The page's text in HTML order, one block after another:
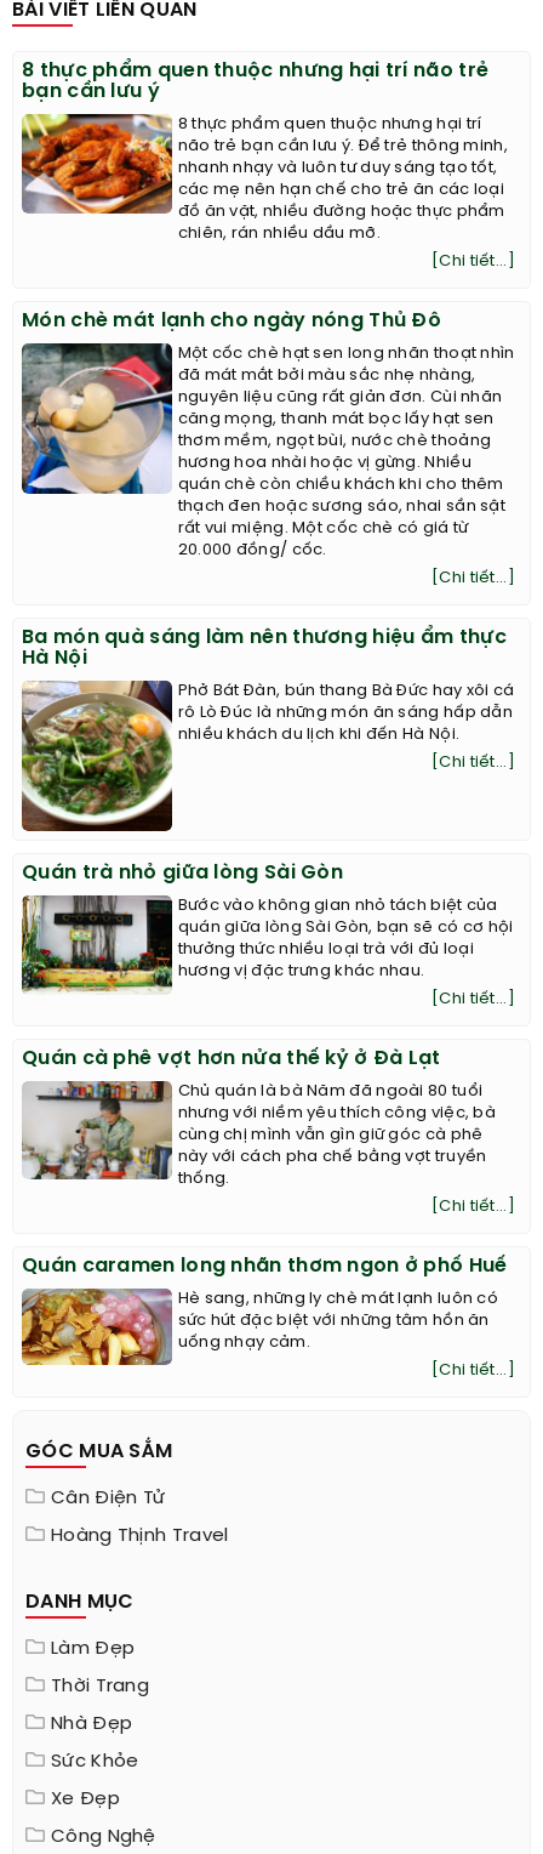
BÀI VIẾT LIÊN QUAN
8 thực phẩm quen thuộc nhưng hại trí não trẻ
bạn cần lưu ý
8 thực phẩm quen thuộc nhưng hại trí
não trẻ bạn cần lưu ý. Để trẻ thông minh,
nhanh nhạy và luôn tư duy sáng tạo tốt,
các mẹ nên hạn chế cho trẻ ăn các loại
đồ ăn vặt, nhiều đường hoặc thực phẩm
chiên, rán nhiều dầu mỡ.
[Chi tiết...]
Món chè mát lạnh cho ngày nóng Thủ Đô
Một cốc chè hạt sen long nhãn thoạt nhìn
đã mát mắt bởi màu sắc nhẹ nhàng,
nguyên liệu cũng rất giản đơn. Cùi nhãn
căng mọng, thanh mát bọc lấy hạt sen
thơm mềm, ngọt bùi, nước chè thoảng
hương hoa nhài hoặc vị gừng. Nhiều
quán chè còn chiều khách khi cho thêm
thạch đen hoặc sương sáo, nhai sần sật
rất vui miệng. Một cốc chè có giá từ
20.000 đồng/ cốc.
[Chi tiết...]
Ba món quà sáng làm nên thương hiệu ẩm thực
Hà Nội
Phở Bát Đàn, bún thang Bà Đức hay xôi cá
rô Lò Đúc là những món ăn sáng hấp dẫn
nhiều khách du lịch khi đến Hà Nội.
[Chi tiết...]
Quán trà nhỏ giữa lòng Sài Gòn
Bước vào không gian nhỏ tách biệt của
quán giữa lòng Sài Gòn, bạn sẽ có cơ hội
thưởng thức nhiều loại trà với đủ loại
hương vị đặc trưng khác nhau.
[Chi tiết...]
Quán cà phê vợt hơn nửa thế kỷ ở Đà Lạt
Chủ quán là bà Năm đã ngoài 80 tuổi
nhưng với niềm yêu thích công việc, bà
cùng chị mình vẫn gìn giữ góc cà phê
này với cách pha chế bằng vợt truyền
thống.
[Chi tiết...]
Quán caramen long nhãn thơm ngon ở phố Huế
Hè sang, những ly chè mát lạnh luôn có
sức hút đặc biệt với những tâm hồn ăn
uống nhạy cảm.
[Chi tiết...]
GÓC MUA SẮM
Cân Điện Tử
Hoàng Thịnh Travel
DANH MỤC
Làm Đẹp
Thời Trang
Nhà Đẹp
Sức Khỏe
Xe Đẹp
Công Nghệ